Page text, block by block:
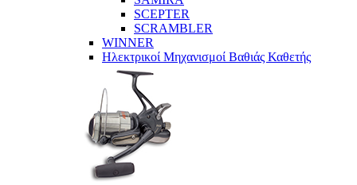
SCEPTER
SCRAMBLER
WINNER
Ηλεκτρικοί Μηχανισμοί Βαθιάς Καθετής